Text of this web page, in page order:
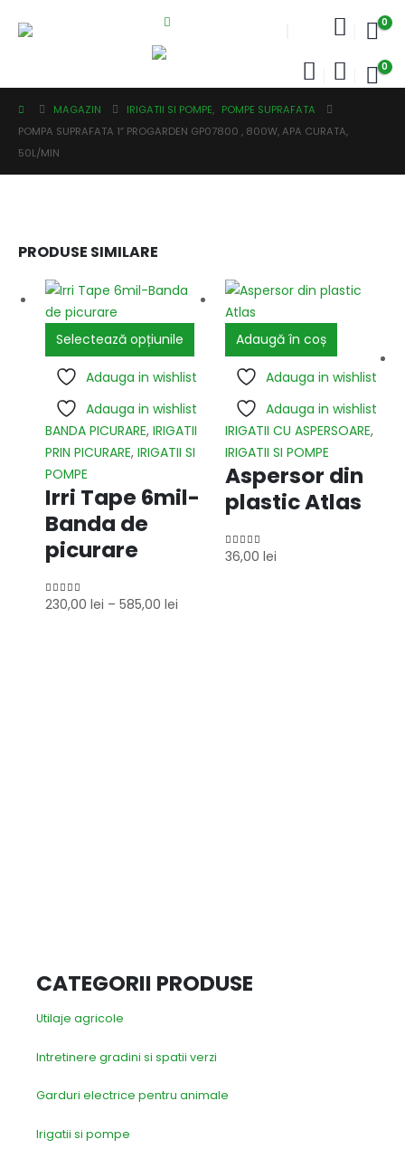
0
0
MAGAZIN IRIGATII SI POMPE, POMPE SUPRAFATA
POMPA SUPRAFATA 1″ PROGARDEN GP07800 , 800W, APA CURATA,
50L/MIN
PRODUSE SIMILARE
Selectează opțiunile
Adauga in wishlist
Adauga in wishlist
BANDA PICURARE, IRIGATII
PRIN PICURARE, IRIGATII SI
POMPE
Irri Tape 6mil-
Banda de
picurare
5.00 out of 5
230,00 lei – 585,00 lei
Adaugă în coș
Adauga in wishlist
Adauga in wishlist
IRIGATII CU ASPERSOARE,
IRIGATII SI POMPE
Aspersor din
plastic Atlas
5.00out of 5
36,00 lei
CATEGORII PRODUSE
Utilaje agricole
Intretinere gradini si spatii verzi
Garduri electrice pentru animale
Irigatii si pompe